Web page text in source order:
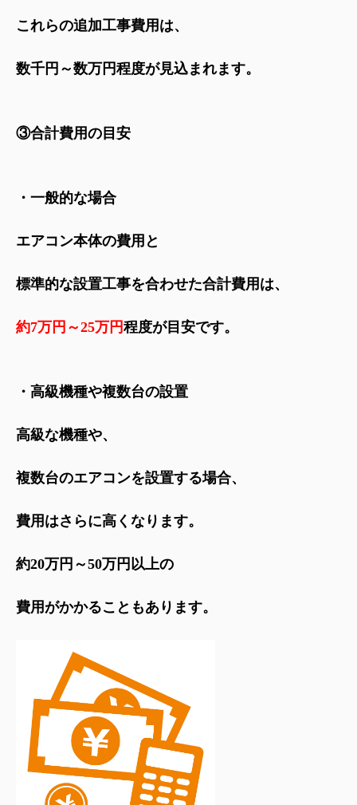
これらの追加工事費用は、
数千円～数万円程度が見込まれます。
③合計費用の目安
・一般的な場合
エアコン本体の費用と
標準的な設置工事を合わせた合計費用は、
約7万円～25万円程度が目安です。
・高級機種や複数台の設置
高級な機種や、
複数台のエアコンを設置する場合、
費用はさらに高くなります。
約20万円～50万円以上の
費用がかかることもあります。